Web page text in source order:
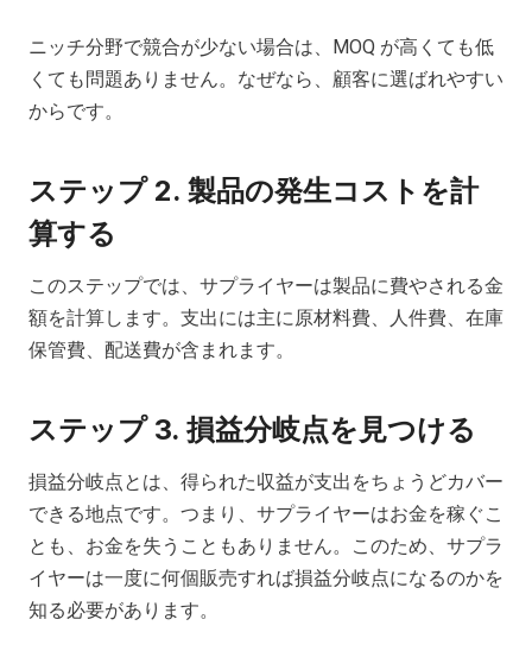
ニッチ分野で競合が少ない場合は、MOQ が高くても低
くても問題ありません。なぜなら、顧客に選ばれやすい
からです。
ステップ 2. 製品の発生コストを計
算する
このステップでは、サプライヤーは製品に費やされる金
額を計算します。支出には主に原材料費、人件費、在庫
保管費、配送費が含まれます。
ステップ 3. 損益分岐点を見つける
損益分岐点とは、得られた収益が支出をちょうどカバー
できる地点です。つまり、サプライヤーはお金を稼ぐこ
とも、お金を失うこともありません。このため、サプラ
イヤーは一度に何個販売すれば損益分岐点になるのかを
知る必要があります。